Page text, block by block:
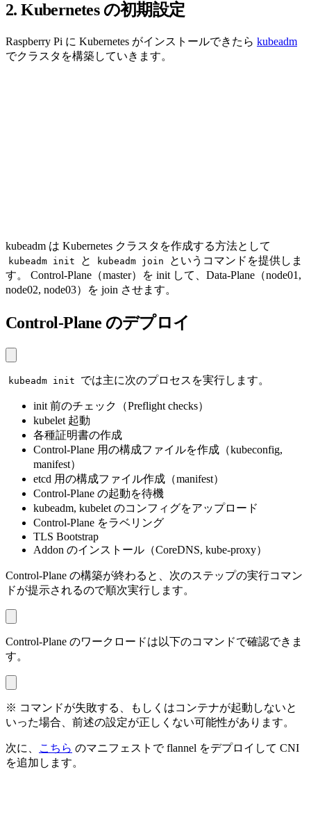
2. Kubernetes の初期設定
Raspberry Pi に Kubernetes がインストールできたら kubeadm
でクラスタを構築していきます。
kubeadm は Kubernetes クラスタを作成する方法として
kubeadm init と kubeadm join
というコマンドを提供しま
す。 Control-Plane（master）を init して、Data-Plane（node01,
node02, node03）を join させます。
Control-Plane のデプロイ
kubeadm init では主に次のプロセスを実行します。
init 前のチェック（Preflight checks）
kubelet 起動
各種証明書の作成
Control-Plane 用の構成ファイルを作成（kubeconfig,
manifest）
etcd 用の構成ファイル作成（manifest）
Control-Plane の起動を待機
kubeadm, kubelet のコンフィグをアップロード
Control-Plane をラベリング
TLS Bootstrap
Addon のインストール（CoreDNS, kube-proxy）
Control-Plane の構築が終わると、次のステップの実行コマン
ドが提示されるので順次実行します。
Control-Plane のワークロードは以下のコマンドで確認できま
す。
※ コマンドが失敗する、もしくはコンテナが起動しないと
いった場合、前述の設定が正しくない可能性があります。
次に、 こちら のマニフェストで flannel をデプロイして CNI
を追加します。